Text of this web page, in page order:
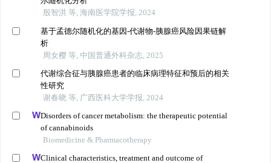
殷智洪 等, 海南医学院学报, 2024
基于孟德尔随机化的基因-代谢物-胰腺癌风险因果链解
析
周女樱 等, 中国普通外科杂志, 2025
代谢综合征与胰腺癌患者的临床病理特征和预后的相关
性研究
谢春晓 等, 广西医科大学学报, 2024
Disorders of cancer metabolism: the therapeutic potential
of cannabinoids
Biomedicine & Pharmacotherapy
Clinical characteristics, treatment and outcome of